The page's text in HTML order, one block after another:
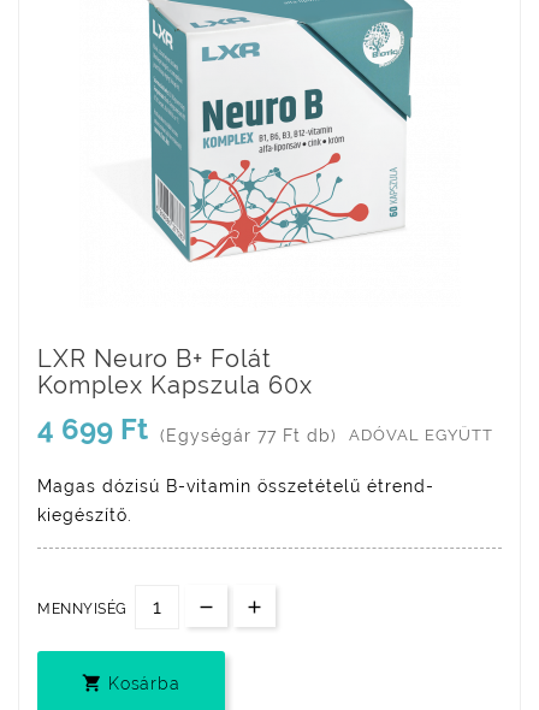
LXR Neuro B+ Folát
Komplex Kapszula 60x
4 699 Ft (Egységár 77 Ft db) ADÓVAL EGYÜTT
Magas dózisú B-vitamin összetételű étrend-
kiegészítő.
MENNYISÉG
 Kosárba